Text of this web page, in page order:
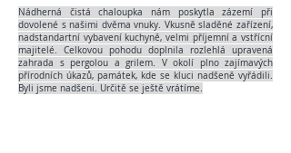
Nádherná čistá chaloupka nám poskytla zázemí při
dovolené s našimi dvěma vnuky. Vkusně sladěné zařízení,
nadstandartní vybavení kuchyně, velmi příjemní a vstřícní
majitelé. Celkovou pohodu doplnila rozlehlá upravená
zahrada s pergolou a grilem. V okolí plno zajímavých
přírodních úkazů, památek, kde se kluci nadšeně vyřádili.
Byli jsme nadšeni. Určitě se ještě vrátíme.